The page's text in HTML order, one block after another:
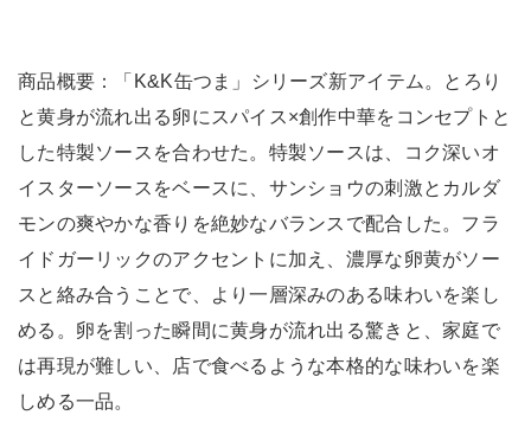
商品概要：「K&K缶つま」シリーズ新アイテム。とろり
と黄身が流れ出る卵にスパイス×創作中華をコンセプトと
した特製ソースを合わせた。特製ソースは、コク深いオ
イスターソースをベースに、サンショウの刺激とカルダ
モンの爽やかな香りを絶妙なバランスで配合した。フラ
イドガーリックのアクセントに加え、濃厚な卵黄がソー
スと絡み合うことで、より一層深みのある味わいを楽し
める。卵を割った瞬間に黄身が流れ出る驚きと、家庭で
は再現が難しい、店で食べるような本格的な味わいを楽
しめる一品。